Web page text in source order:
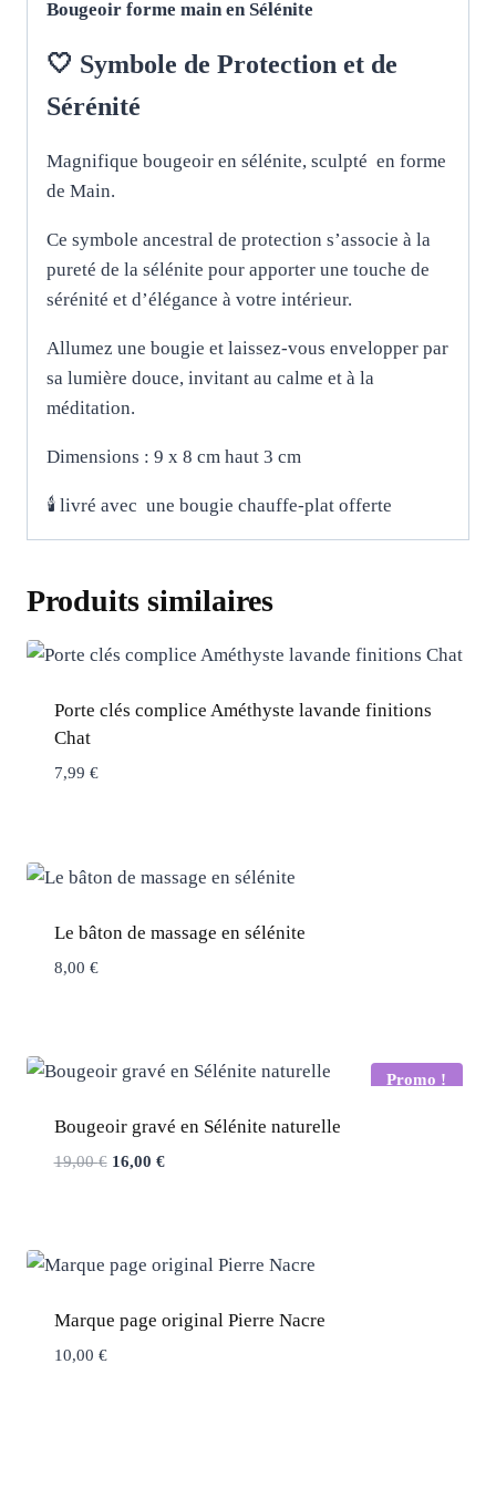
Bougeoir forme main en Sélénite
🤍 Symbole de Protection et de
Sérénité
​Magnifique bougeoir en sélénite, sculpté en forme
de Main.
Ce symbole ancestral de protection s’associe à la
pureté de la sélénite pour apporter une touche de
sérénité et d’élégance à votre intérieur.
Allumez une bougie et laissez-vous envelopper par
sa lumière douce, invitant au calme et à la
méditation.
Dimensions : 9 x 8 cm haut 3 cm
🕯 livré avec une bougie chauffe-plat offerte
Produits similaires
Porte clés complice Améthyste lavande finitions
Chat
7,99 €
Le bâton de massage en sélénite
8,00 €
Promo !
Bougeoir gravé en Sélénite naturelle
19,00€ Le
19,00 €.
16,00 €Le
16,00 €.
Marque page original Pierre Nacre
10,00 €